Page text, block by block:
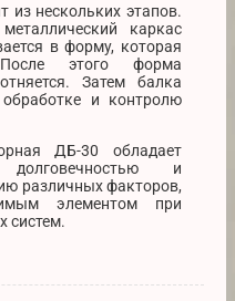
из нескольких этапов.
каркас
в форму, которая
этого форма
Затем балка
обработке и контролю
ДБ-30 обладает
и
различных факторов,
элементом при
систем.